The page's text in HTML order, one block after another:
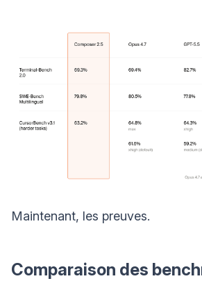
Maintenant, les preuves.
Comparaison des